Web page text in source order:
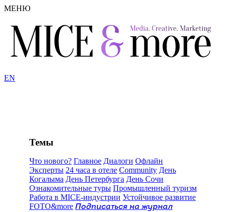
МЕНЮ
EN
Темы
Что нового? Главное Диалоги Офлайн
Эксперты 24 часа в отеле Community День
Когалыма День Петербурга День Сочи
Ознакомительные туры Промышленный туризм
Работа в MICE-индустрии Устойчивое развитие
FOTO&more Подписаться на журнал